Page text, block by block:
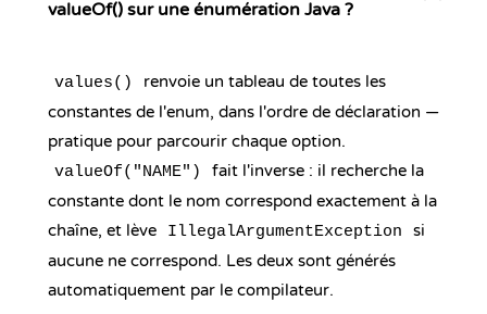
valueOf() sur une énumération Java ?
values()
renvoie un tableau de toutes les
constantes de l'enum, dans l'ordre de déclaration —
pratique pour parcourir chaque option.
valueOf("NAME")
fait l'inverse : il recherche la
constante dont le nom correspond exactement à la
chaîne, et lève
IllegalArgumentException
si
aucune ne correspond. Les deux sont générés
automatiquement par le compilateur.